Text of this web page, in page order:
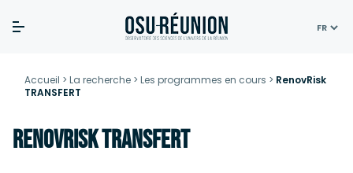
content
Accueil > La recherche > Les programmes en cours > RenovRisk
TRANSFERT
RenovRisk TRANSFERT